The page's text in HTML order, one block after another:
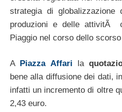
strategia di globalizzazione
produzioni e delle attivitÃ
Piaggio nel corso dello
A Piazza Affari la
bene alla diffusione dei dati,
infatti un incremento di oltre
2,43 euro.